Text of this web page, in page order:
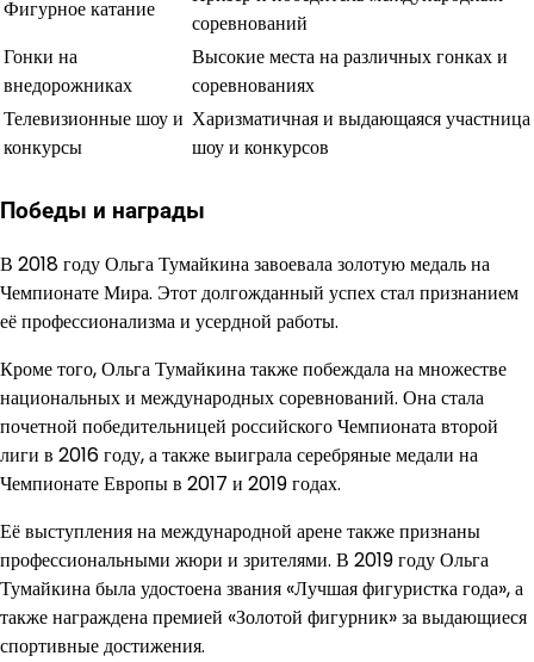
Фигурное катание
соревнований
Гонки на
внедорожниках
Высокие места на различных гонках и
соревнованиях
Телевизионные шоу и
конкурсы
Харизматичная и выдающаяся участница
шоу и конкурсов
Победы и награды
В 2018 году Ольга Тумайкина завоевала золотую медаль на
Чемпионате Мира. Этот долгожданный успех стал признанием
её профессионализма и усердной работы.
Кроме того, Ольга Тумайкина также побеждала на множестве
национальных и международных соревнований. Она стала
почетной победительницей российского Чемпионата второй
лиги в 2016 году, а также выиграла серебряные медали на
Чемпионате Европы в 2017 и 2019 годах.
Её выступления на международной арене также признаны
профессиональными жюри и зрителями. В 2019 году Ольга
Тумайкина была удостоена звания «Лучшая фигуристка года», а
также награждена премией «Золотой фигурник» за выдающиеся
спортивные достижения.